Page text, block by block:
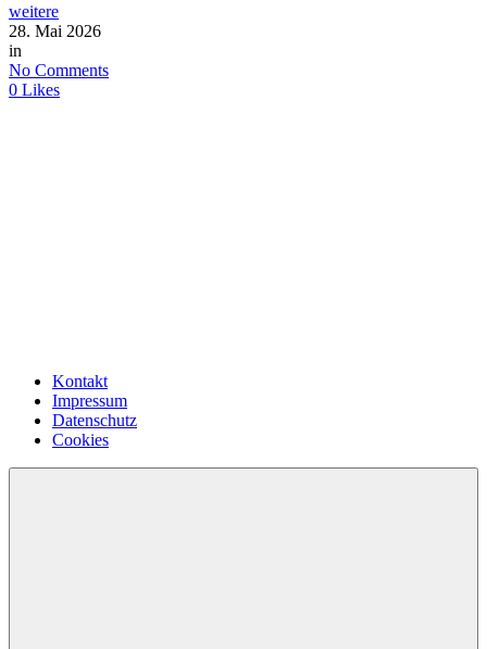
weitere
28. Mai 2026
in
No Comments
0 Likes
Kontakt
Impressum
Datenschutz
Cookies